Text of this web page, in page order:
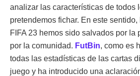
analizar las características de todos
pretendemos fichar. En este
FIFA 23 hemos sido salvados por la
por la comunidad. FutBin, como es
todas las estadísticas de las cartas
juego y ha introducido una